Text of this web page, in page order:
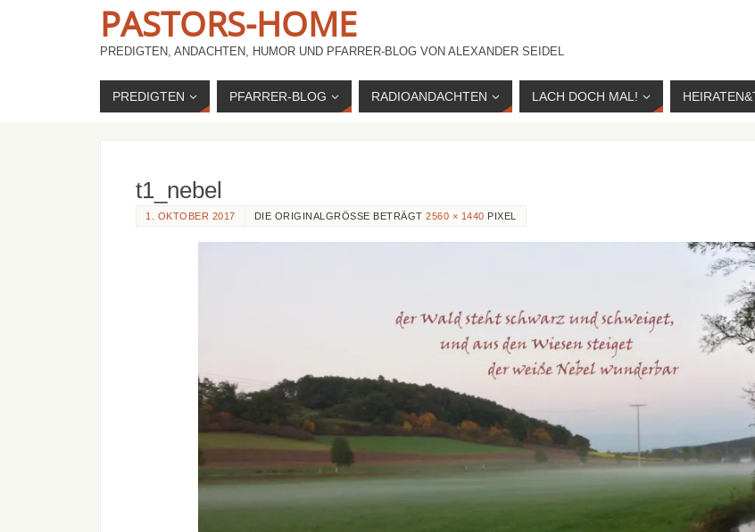
PASTORS-HOME
PREDIGTEN, ANDACHTEN, HUMOR UND PFARRER-BLOG VON ALEXANDER SEIDEL
PREDIGTEN PFARRER-BLOG RADIOANDACHTEN LACH DOCH MAL!
t1_nebel
1. OKTOBER 2017 DIE ORIGINALGRÖSSE BETRÄGT 2560 × 1440 PIXEL